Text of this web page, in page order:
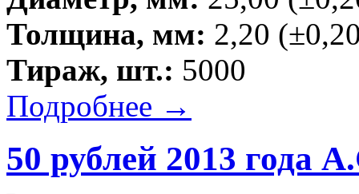
Толщина, мм: 2,20
Тираж, шт.: 5000
Подробнее →
50 рублей 2013 года